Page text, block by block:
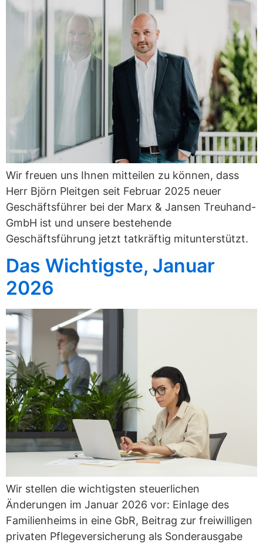
Wir freuen uns Ihnen mitteilen zu können, dass
Herr Björn Pleitgen seit Februar 2025 neuer
Geschäftsführer bei der Marx & Jansen Treuhand-
GmbH ist und unsere bestehende
Geschäftsführung jetzt tatkräftig mitunterstützt.
Das Wichtigste, Januar
2026
Wir stellen die wichtigsten steuerlichen
Änderungen im Januar 2026 vor: Einlage des
Familienheims in eine GbR, Beitrag zur freiwilligen
privaten Pflegeversicherung als Sonderausgabe